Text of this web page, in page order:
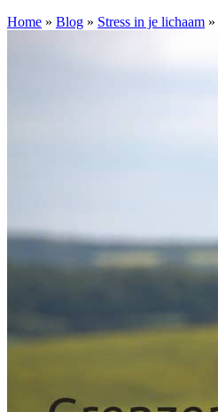
Home » Blog » Stress in je lichaam »